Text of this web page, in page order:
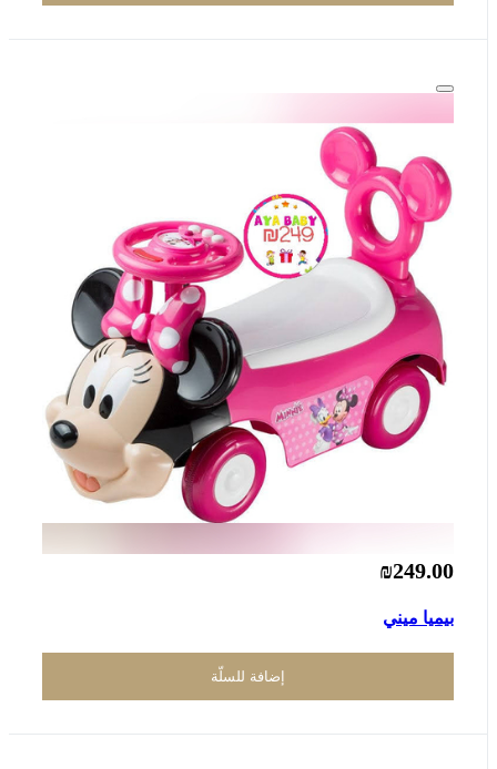
₪249.00
بيميا ميني
إضافة للسلّة